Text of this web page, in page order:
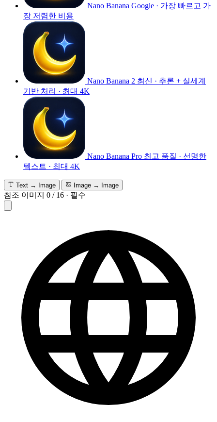
Nano Banana Google · 가장 빠르고 가
장 저렴한 비용
Nano Banana 2 최신 · 추론 + 실세계
기반 처리 · 최대 4K
Nano Banana Pro 최고 품질 · 선명한
텍스트 · 최대 4K
Text → Image Image → Image
참조 이미지 0 / 16 · 필수